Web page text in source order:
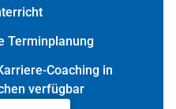
Terminplanung
Coaching in
verfügbar